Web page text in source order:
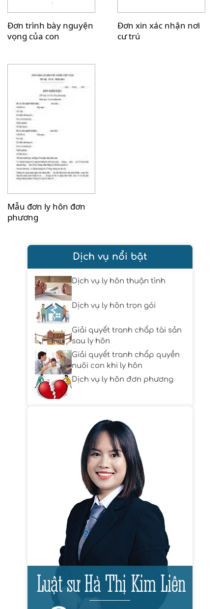
Đơn trình bày nguyện
vọng của con
Đơn xin xác nhận nơi
cư trú
Mẫu đơn ly hôn đơn
phương
Dịch vụ nổi bật
Dịch vụ ly hôn thuận tình
Dịch vụ ly hôn trọn gói
Giải quyết tranh chấp tài sản
sau ly hôn
Giải quyết tranh chấp quyền
nuôi con khi ly hôn
Dịch vụ ly hôn đơn phương